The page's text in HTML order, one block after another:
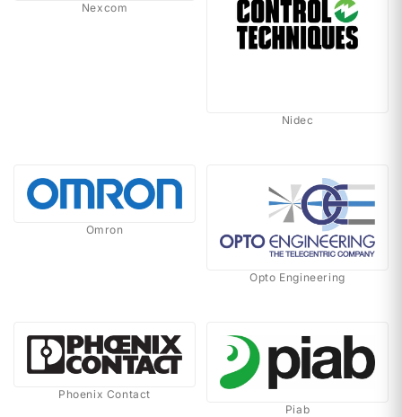
Nexcom
Nidec
Omron
Opto Engineering
Phoenix Contact
Piab